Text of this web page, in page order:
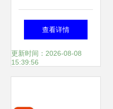
略与创新驱动销售
查看详情
更新时间：2026-08-08
15:39:56